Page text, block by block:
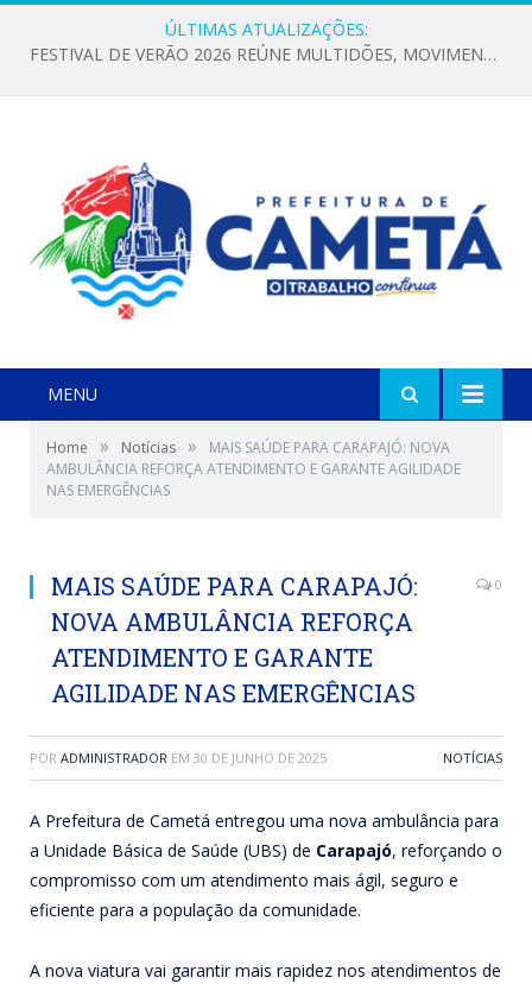
ÚLTIMAS ATUALIZAÇÕES:
FESTIVAL DE VERÃO 2026 REÚNE MULTIDÕES, MOVIMENTA A ECONOMIA E FORTALECE A CULTURA LOCAL
MENU
Home » Notícias »
MAIS SAÚDE PARA CARAPAJÓ: NOVA
AMBULÂNCIA REFORÇA ATENDIMENTO E GARANTE AGILIDADE
NAS EMERGÊNCIAS
MAIS SAÚDE PARA CARAPAJÓ:
NOVA AMBULÂNCIA REFORÇA
ATENDIMENTO E GARANTE
AGILIDADE NAS EMERGÊNCIAS
0
POR ADMINISTRADOR EM 30 DE JUNHO DE 2025 NOTÍCIAS
A Prefeitura de Cametá entregou uma nova ambulância para
a Unidade Básica de Saúde (UBS) de Carapajó, reforçando o
compromisso com um atendimento mais ágil, seguro e
eficiente para a população da comunidade.
A nova viatura vai garantir mais rapidez nos atendimentos de